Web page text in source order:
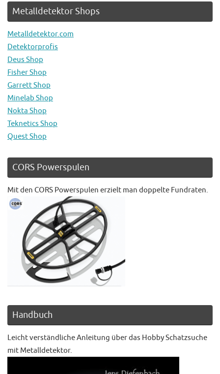
Metalldetektor Shops
Metalldetektor.com
Detektorprofis
Deus Shop
Fisher Shop
Garrett Shop
Minelab Shop
Nokta Shop
Teknetics Shop
Quest Shop
CORS Powerspulen
Mit den CORS Powerspulen erzielt man doppelte Fundraten.
Handbuch
Leicht verständliche Anleitung über das Hobby Schatzsuche
mit Metalldetektor.